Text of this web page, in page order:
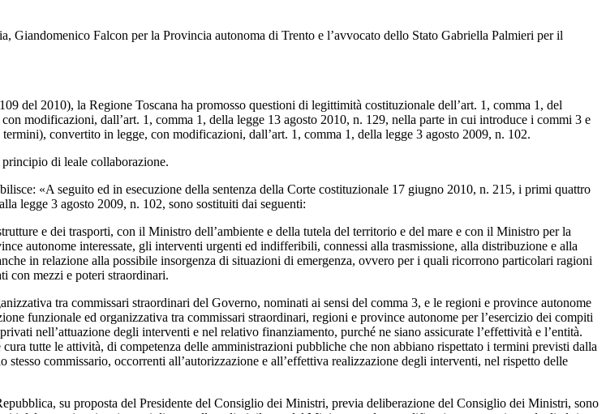
Falcon per la Provincia autonoma di Trento e l’avvocato dello Stato Gabriella Palmieri per il
del 2010), la Regione Toscana ha promosso questioni di legittimità costituzionale dell’art. 1, comma 1, del
modificazioni, dall’art. 1, comma 1, della legge 13 agosto 2010, n. 129, nella parte in cui introduce i commi 3 e
convertito in legge, con modificazioni, dall’art. 1, comma 1, della legge 3 agosto 2009, n. 102.
di leale collaborazione.
«A seguito ed in esecuzione della sentenza della Corte costituzionale 17 giugno 2010, n. 215, i primi quattro
legge 3 agosto 2009, n. 102, sono sostituiti dai seguenti:
e dei trasporti, con il Ministro dell’ambiente e della tutela del territorio e del mare e con il Ministro per la
autonome interessate, gli interventi urgenti ed indifferibili, connessi alla trasmissione, alla distribuzione e alla
in relazione alla possibile insorgenza di situazioni di emergenza, ovvero per i quali ricorrono particolari ragioni
con mezzi e poteri straordinari.
tra commissari straordinari del Governo, nominati ai sensi del comma 3, e le regioni e province autonome
funzionale ed organizzativa tra commissari straordinari, regioni e province autonome per l’esercizio dei compiti
nell’attuazione degli interventi e nel relativo finanziamento, purché ne siano assicurate l’effettività e l’entità.
tutte le attività, di competenza delle amministrazioni pubbliche che non abbiano rispettato i termini previsti dalla
commissario, occorrenti all’autorizzazione e all’effettiva realizzazione degli interventi, nel rispetto delle
su proposta del Presidente del Consiglio dei Ministri, previa deliberazione del Consiglio dei Ministri, sono